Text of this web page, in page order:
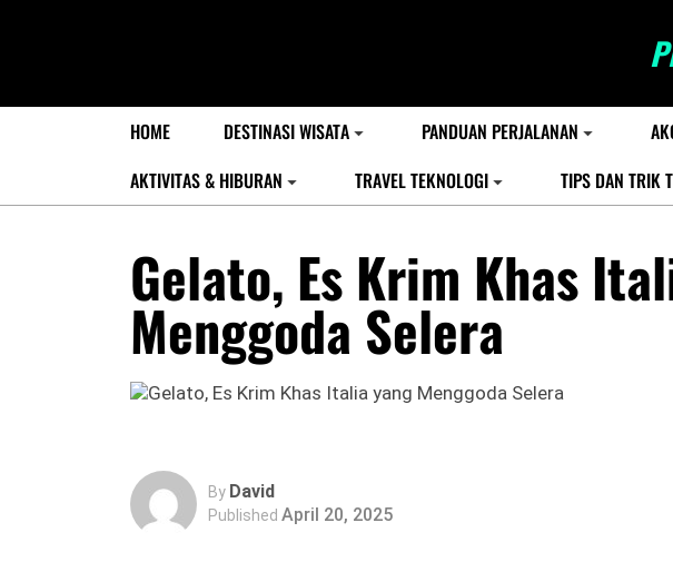
HOME DESTINASI WISATA PANDUAN PERJALANAN
AKTIVITAS & HIBURAN
TRAVEL TEKNOLOGI TIPS DAN TRIK
Gelato, Es Krim Khas
Menggoda Selera
By David
Published April 20, 2025